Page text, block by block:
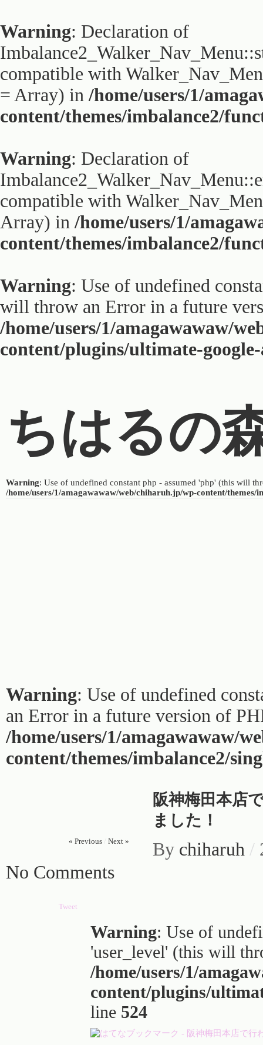
Warning: Declaration of
compatible with
= Array) in/home/users/1/
content/themes/imbalance2/
Warning: Declaration of
compatible with
Array) in/home/users/1/
content/themes/imbalance2/
Warning: Use of undefined
will throw an Error in a future
/home/users/1/amagawawaw/
content/plugins/ultimate-
ちはるの
Warning: Use of undefined constant php - assumed 'php' (this will
/home/users/1/amagawawaw/web/chiharuh.jp/wp-content/themes/
Warning: Use of undefined
an Error in a future version of
/home/users/1/amagawawaw/
content/themes/imbalance2/
阪神梅田本店
ました！
« Previous Next » By chiharuh /
No Comments
Tweet
Warning: Use of
'user_level' (this will
/home/users/1/
content/plugins/
line 524